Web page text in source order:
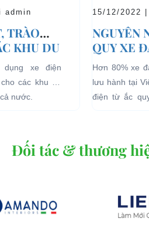
admin
TRÀO
KHU DU
xe điện
các khu du
nước.
15/12/2022
NGUYÊN
QUY XE
Hơn 80% xe
lưu hành tại
điện từ ắc
Đối tác & thương